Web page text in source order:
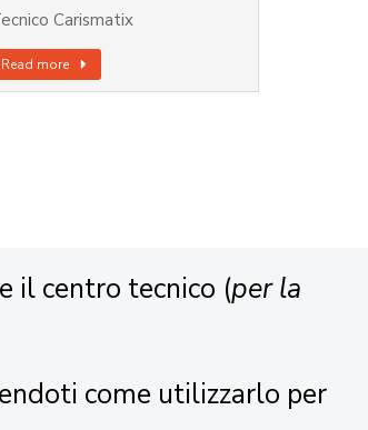
Carismatix
Read more
il centro tecnico (per la
come utilizzarlo per